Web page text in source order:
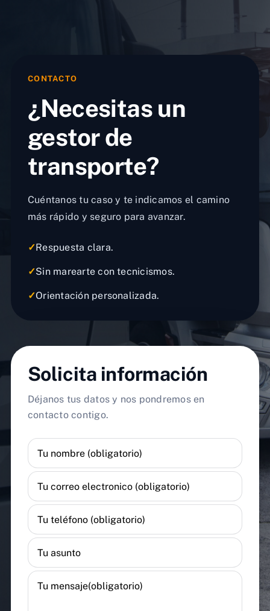
CONTACTO
¿Necesitas un
gestor de
transporte?
Cuéntanos tu caso y te indicamos el camino
más rápido y seguro para avanzar.
✓Respuesta clara.
✓Sin marearte con tecnicismos.
✓Orientación personalizada.
Solicita información
Déjanos tus datos y nos pondremos en
contacto contigo.